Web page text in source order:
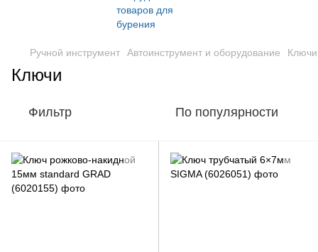
Ручной инструмент Автоинструмент и оборудование Ключи
Ключи
Фильтр По популярности